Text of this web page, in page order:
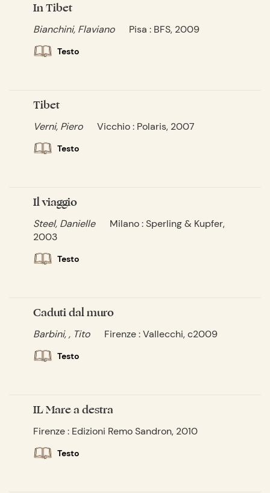
In Tibet
Bianchini, Flaviano Pisa : BFS, 2009
Testo
Tibet
Verni, Piero Vicchio : Polaris, 2007
Testo
Il viaggio
Steel, Danielle
Milano : Sperling & Kupfer,
2003
Testo
Caduti dal muro
Barbini, , Tito Firenze : Vallecchi, c2009
Testo
IL Mare a destra
Firenze : Edizioni Remo Sandron, 2010
Testo